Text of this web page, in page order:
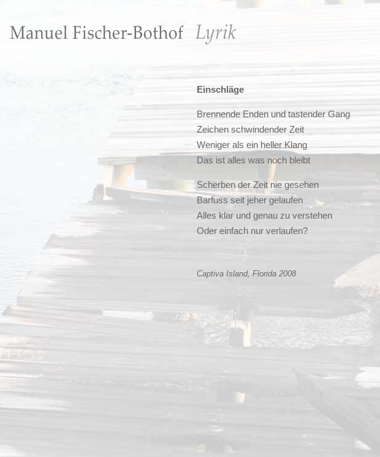
Einschläge
Brennende Enden und tastender Gang
Zeichen schwindender Zeit
Weniger als ein heller Klang
Das ist alles was noch bleibt
Scherben der Zeit nie gesehen
Barfuss seit jeher gelaufen
Alles klar und genau zu verstehen
Oder einfach nur verlaufen?
Captiva Island, Florida 2008